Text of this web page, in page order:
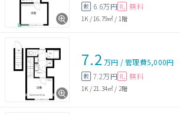
敷 6.6万円 礼 無料
1K /16.79㎡ / 1階
7.2 万円 /管理費5,000円
敷 7.2万円 礼 無料
1K / 21.34㎡ / 2階